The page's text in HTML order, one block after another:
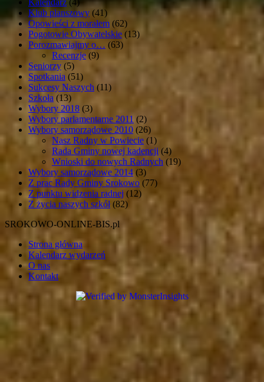
Klub planszowy (41)
Opowieści z morałem (62)
Pogotowie Obywatelskie (13)
Porozmawiajmy o… (63)
Recenzje (9)
Seniorzy (5)
Spotkania (51)
Sukcesy Naszych (11)
Szkoła (13)
Wybory 2018 (3)
Wybory parlamentarne 2011 (2)
Wybory samorządowe 2010 (26)
Nasz Radny w Powiecie (1)
Rada Gminy nowej kadencji (4)
Wnioski do nowych Radnych (19)
Wybory samorządowe 2014 (3)
Z prac Rady Gminy Srokowo (77)
Z punktu widzenia radnej (12)
Z życia naszych szkół(82)
SROKOWO-ONLINE-BIS.pl
Strona główna
Kalendarz wydarzeń
O nas
Kontakt